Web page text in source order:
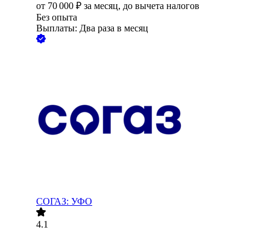
от 70 000 ₽ за месяц, до вычета налогов
Без опыта
Выплаты: Два раза в месяц
СОГАЗ: УФО
4.1